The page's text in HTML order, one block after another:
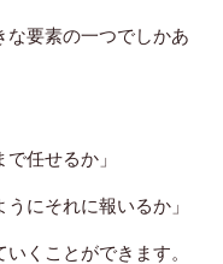
な要素の一つでしかあ
任せるか」
にそれに報いるか」
くことができます。